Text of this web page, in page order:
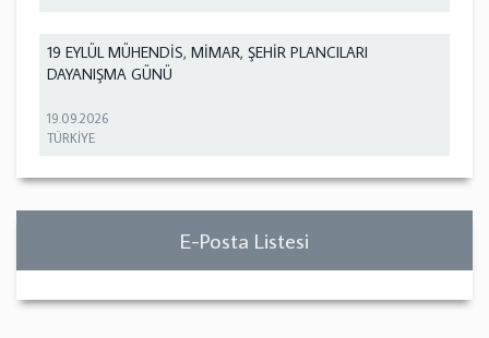
19 EYLÜL MÜHENDİS, MİMAR, ŞEHİR PLANCILARI
DAYANIŞMA GÜNÜ
19.09.2026
TÜRKİYE
E-Posta Listesi